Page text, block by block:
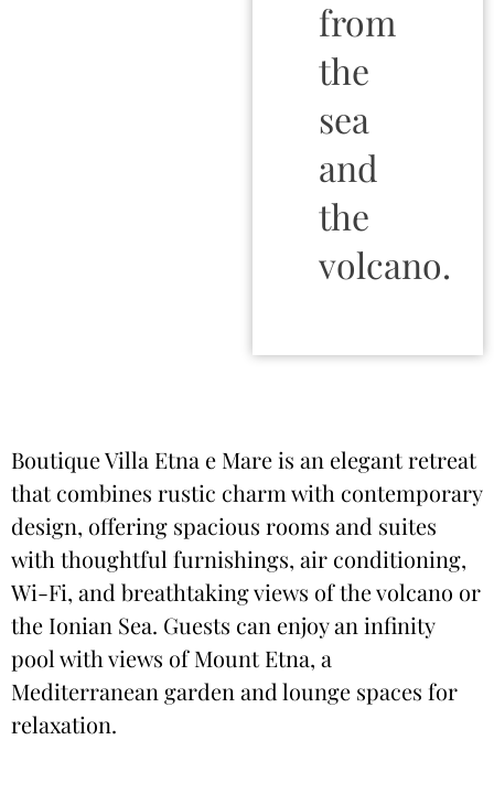
from
the
sea
and
the
volcano.
Boutique Villa Etna e Mare is an elegant retreat
that combines rustic charm with contemporary
design, offering spacious rooms and suites
with thoughtful furnishings, air conditioning,
Wi-Fi, and breathtaking views of the volcano or
the Ionian Sea. Guests can enjoy an infinity
pool with views of Mount Etna, a
Mediterranean garden and lounge spaces for
relaxation.